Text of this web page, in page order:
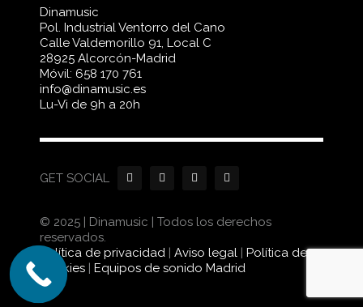
Dinamusic
Pol. Industrial Ventorro del Cano
Calle Valdemorillo 91, Local C
28925 Alcorcón-Madrid
Móvil: 658 170 761
info@dinamusic.es
Lu-Vi de 9h a 20h
GET SOCIAL
© 2025 | Dinamusic | Todos los derechos
reservados.
Política de privacidad| Aviso legal| Política de
cookies| Equipos de sonido Madrid